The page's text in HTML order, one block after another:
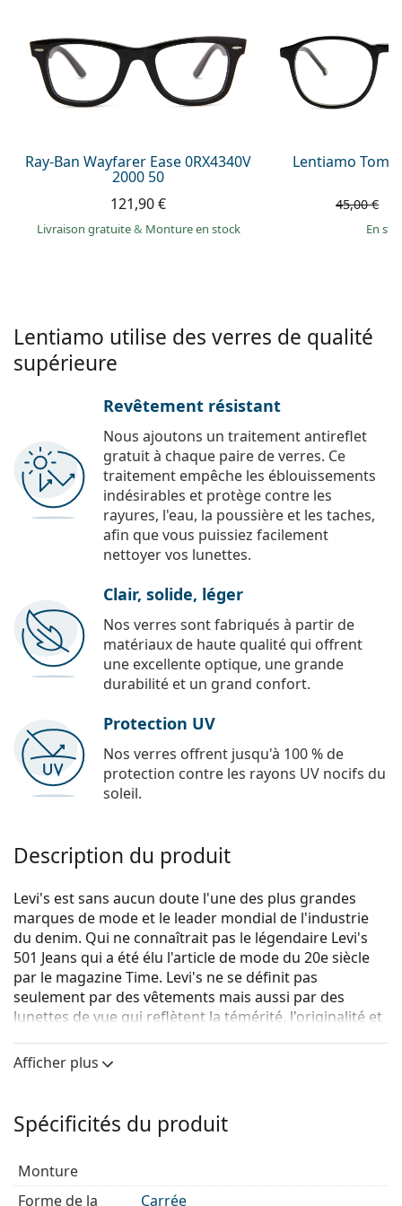
Prada
Toutes les marques
Ray-Ban Wayfarer Ease 0RX4340V
2000 50
121,90 €
Livraison gratuite& Monture en stock
Lentiamo
45,00 €
en
Lentiamo utilise des verres de qualité
supérieure
Revêtement résistant
Nous ajoutons un traitement antireflet
gratuit à chaque paire de verres. Ce
traitement empêche les éblouissements
indésirables et protège contre les
rayures, l'eau, la poussière et les taches,
afin que vous puissiez facilement
nettoyer vos lunettes.
Clair, solide, léger
Nos verres sont fabriqués à partir de
matériaux de haute qualité qui offrent
une excellente optique, une grande
durabilité et un grand confort.
Protection UV
Nos verres offrent jusqu'à 100 % de
protection contre les rayons UV nocifs du
soleil.
Description du produit
Levi's est sans aucun doute l'une des plus grandes
marques de mode et le leader mondial de l'industrie
du denim. Qui ne connaîtrait pas le légendaire Levi's
501 Jeans qui a été élu l'article de mode du 20e siècle
par le magazine Time. Levi's ne se définit pas
seulement par des vêtements mais aussi par des
lunettes de vue qui reflètent la témérité, l'originalité et
de lunettes de vue Levi's est unique et recherchée par
les vrais fans de mode.
Monture de lunettes de vue
La couleur argentée de la monture s'accorde
parfaitement avec tous les teints et des cheveux
Afficher plus
Spécificités du produit
Monture
Forme de la
Carrée